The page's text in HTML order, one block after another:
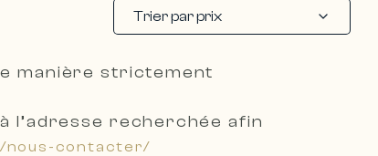
Trier par prix
manière strictement
l’adresse recherchée afin
nous-contacter/